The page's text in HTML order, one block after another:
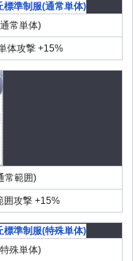
常単体)
体攻撃 +15%
常範囲)
囲攻撃 +15%
殊単体)